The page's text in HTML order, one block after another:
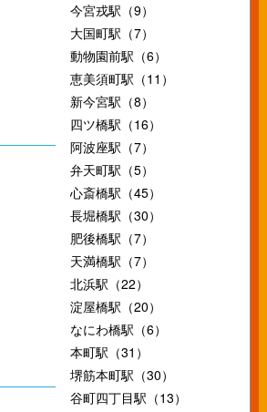
今宮戎駅（9）
大国町駅（7）
動物園前駅（6）
恵美須町駅（11）
新今宮駅（8）
四ツ橋駅（16）
阿波座駅（7）
弁天町駅（5）
心斎橋駅（45）
長堀橋駅（30）
肥後橋駅（7）
天満橋駅（7）
北浜駅（22）
淀屋橋駅（20）
なにわ橋駅（6）
本町駅（31）
堺筋本町駅（30）
谷町四丁目駅（13）